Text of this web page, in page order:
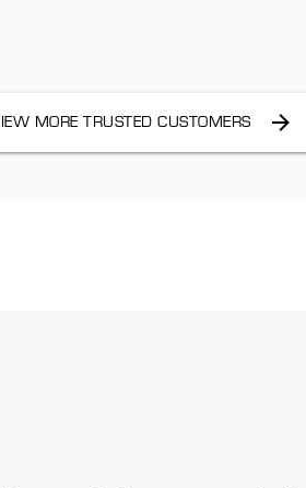
MORE TRUSTED CUSTOMERS